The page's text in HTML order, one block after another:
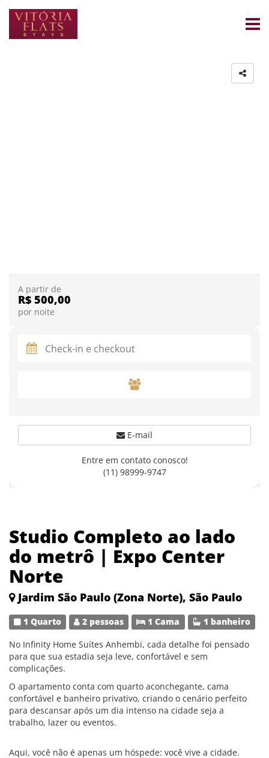
Studio Completo ao lado
do metrô | Expo Center
Norte
Jardim São Paulo (Zona Norte), São Paulo
1 Quarto 2 pessoas 1 Cama 1 banheiro
No Infinity Home Suítes Anhembi, cada detalhe foi pensado
para que sua estadia seja leve, confortável e sem
complicações.
O apartamento conta com quarto aconchegante, cama
confortável e banheiro privativo, criando o cenário perfeito
para descansar após um dia intenso na cidade seja a
trabalho, lazer ou eventos.
Aqui, você não é apenas um hóspede: você vive a cidade.
A partir de
R$ 500,00
por noite
E-mail
Entre em contato conosco!
(11) 98999-9747